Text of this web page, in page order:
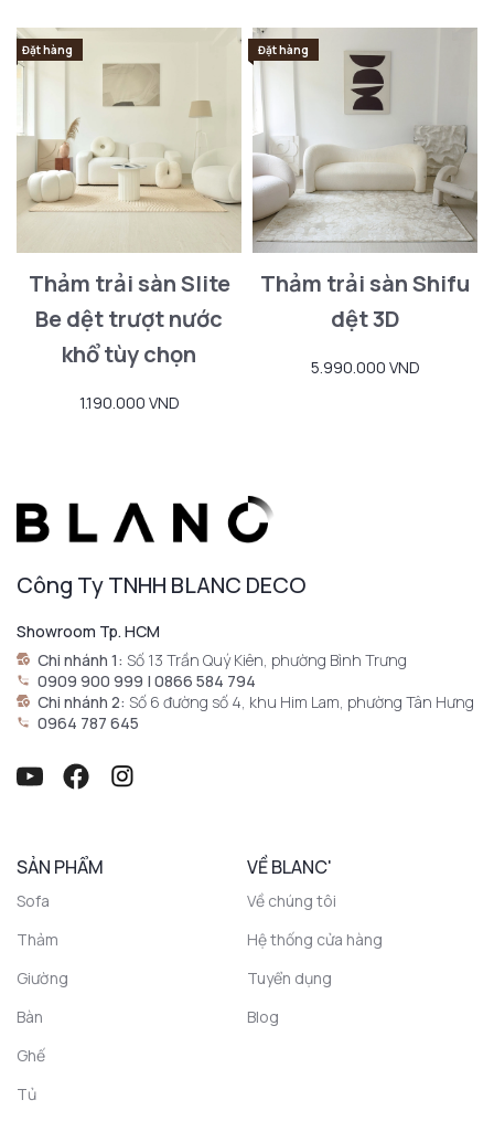
Đặt hàng
Thảm trải sàn Slite
Be dệt trượt nước
khổ tùy chọn
1.190.000 VND
Đặt hàng
Thảm trải sàn Shifu
dệt 3D
5.990.000 VND
Công Ty TNHH BLANC DECO
Showroom Tp. HCM
Chi nhánh 1: Số 13 Trần Quý Kiên, phường Bình Trưng
0909 900 999 | 0866 584 794
Chi nhánh 2: Số 6 đường số 4, khu Him Lam, phường Tân Hưng
0964 787 645
SẢN PHẨM
Sofa
Thảm
Giường
Bàn
Ghế
Tủ
VỀ BLANC'
Về chúng tôi
Hệ thống cửa hàng
Tuyển dụng
Blog